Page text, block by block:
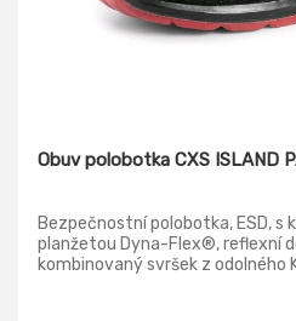
Obuv polobotka CXS ISLAND
Bezpečnostní polobotka, ESD, s
planžetou Dyna-Flex®, reflexní
kombinovaný svršek z odolného